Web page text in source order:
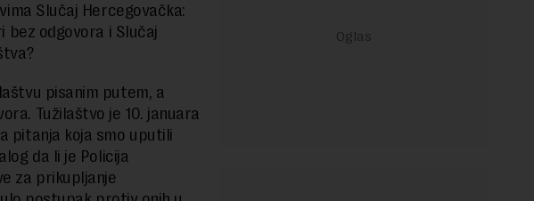
Slučaj Hercegovačka:
bez odgovora i Slučaj
pisanim putem, a
Tužilaštvo je 10. januara
pitanja koja smo uputili
da li je Policija
za prikupljanje